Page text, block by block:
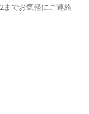
でお気軽にご連絡